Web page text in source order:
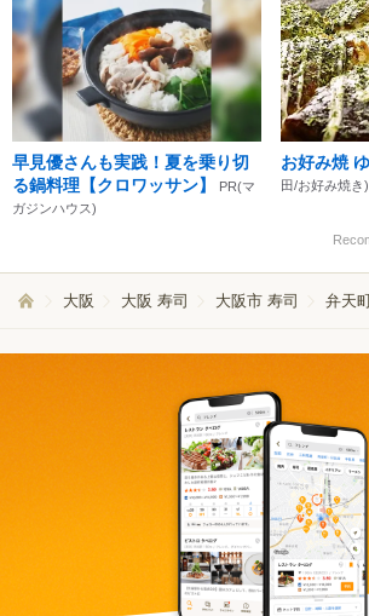
早見優さんも実践！夏を乗り切
る鍋料理【クロワッサン】
PR(マ
ガジンハウス)
お好み焼
田/お好み焼き)
大阪 大阪 寿司 大阪市 寿司 弁天